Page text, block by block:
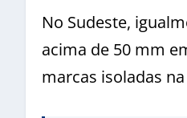
No Sudeste,
acima de 50 mm
marcas isoladas